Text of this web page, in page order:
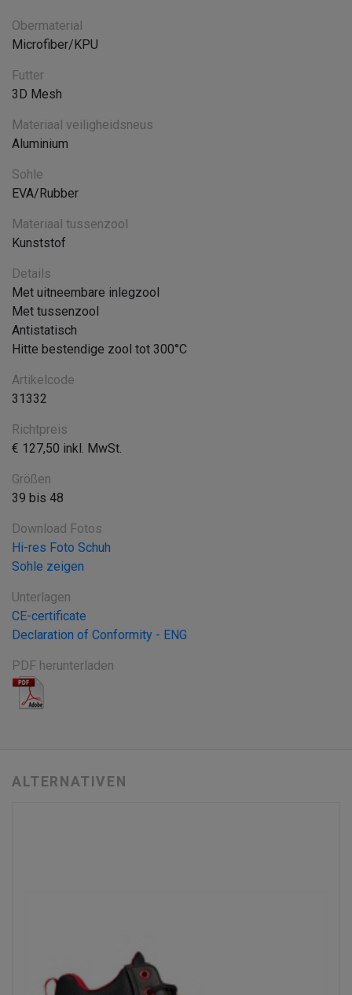
Obermaterial
Microfiber/KPU
Futter
3D Mesh
Materiaal veiligheidsneus
Aluminium
Sohle
EVA/Rubber
Materiaal tussenzool
Kunststof
Details
Met uitneembare inlegzool
Met tussenzool
Antistatisch
Hitte bestendige zool tot 300°C
Artikelcode
31332
Richtpreis
€ 127,50 inkl. MwSt.
Größen
39 bis 48
Download Fotos
Hi-res Foto Schuh
Sohle zeigen
Unterlagen
CE-certificate
Declaration of Conformity - ENG
PDF herunterladen
ALTERNATIVEN